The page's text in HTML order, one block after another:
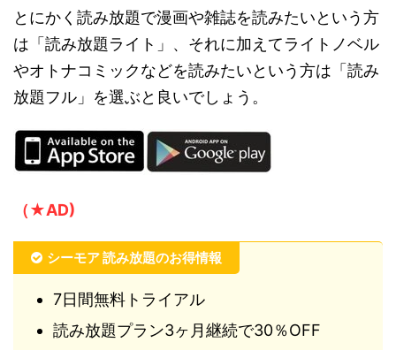
とにかく読み放題で漫画や雑誌を読みたいという方
は「読み放題ライト」、それに加えてライトノベル
やオトナコミックなどを読みたいという方は「読み
放題フル」を選ぶと良いでしょう。
（★AD)
シーモア 読み放題のお得情報
7日間無料トライアル
読み放題プラン3ヶ月継続で30％OFF